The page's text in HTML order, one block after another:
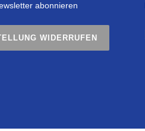
abonnieren
WIDERRUFEN